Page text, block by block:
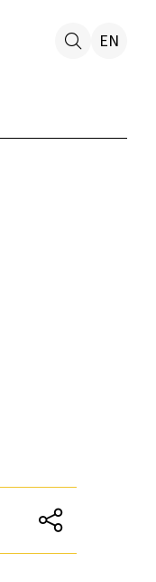
EN